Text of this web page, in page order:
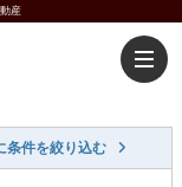
産
条件を絞り込む